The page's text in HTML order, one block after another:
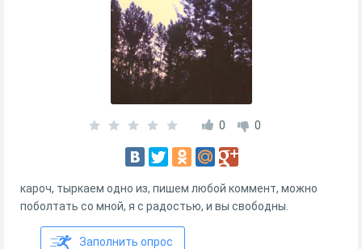
0 0
кароч, тыркаем одно из, пишем любой коммент, можно
поболтать со мной, я с радостью, и вы свободны.
Заполнить опрос